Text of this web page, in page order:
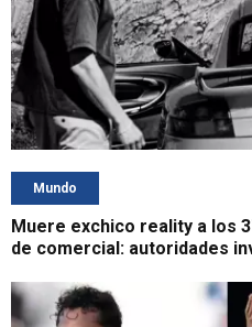
Mundo
Muere exchico reality a los
de comercial: autoridades